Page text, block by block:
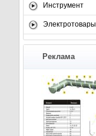
Инструмент
Электротовары
Реклама